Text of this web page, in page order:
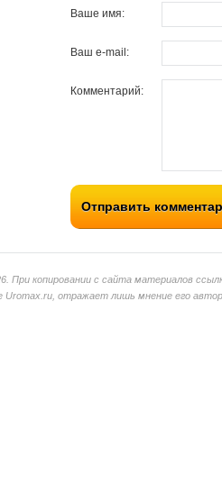
Ваше имя:
Ваш e-mail:
Комментарий:
Отправить
При копировании с сайта материалов
отражает лишь мнение его